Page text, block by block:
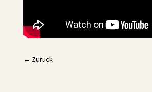
← Zurück